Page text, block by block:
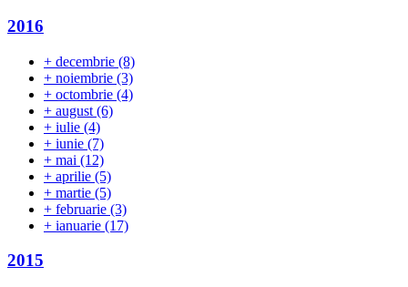
2016
+ decembrie (8)
+ noiembrie (3)
+ octombrie (4)
+ august (6)
+ iulie (4)
+ iunie (7)
+ mai (12)
+ aprilie (5)
+ martie (5)
+ februarie (3)
+ ianuarie (17)
2015